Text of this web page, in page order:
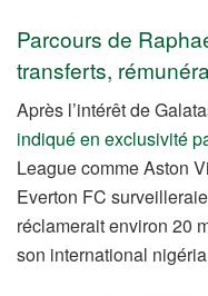
Parcours de
transferts,
Après l’intérêt de
indiqué en exclusivité
League comme Aston
Everton FC
réclamerait environ 20
son international